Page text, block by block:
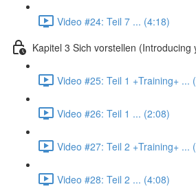
Video #24: Teil 7 ... (4:18)
Kapitel 3 Sich vorstellen (Introducing
Video #25: Teil 1 +Training+ ...
Video #26: Teil 1 ... (2:08)
Video #27: Teil 2 +Training+ ...
Video #28: Teil 2 ... (4:08)